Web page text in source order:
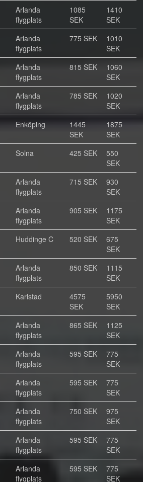
Arlanda
flygplats
1085
SEK
1410
SEK
Arlanda
flygplats
775 SEK
1010
SEK
Arlanda
flygplats
815 SEK
1060
SEK
Arlanda
flygplats
785 SEK
1020
SEK
Enköping
1445
SEK
1875
SEK
Solna 425 SEK
550
SEK
Arlanda
flygplats
715 SEK
930
SEK
Arlanda
flygplats
905 SEK
1175
SEK
Huddinge C 520 SEK
675
SEK
Arlanda
flygplats
850 SEK
1115
SEK
Karlstad
4575
SEK
5950
SEK
Arlanda
flygplats
865 SEK
1125
SEK
Arlanda
flygplats
595 SEK
775
SEK
Arlanda
flygplats
595 SEK
775
SEK
Arlanda
flygplats
750 SEK
975
SEK
Arlanda
flygplats
595 SEK
775
SEK
Arlanda
flygplats
595 SEK
775
SEK